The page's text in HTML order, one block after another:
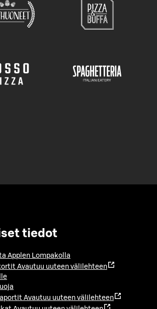
tiedot
Applen Lompakolla
Avautuu uuteen välilehteen
Avautuu uuteen välilehteen